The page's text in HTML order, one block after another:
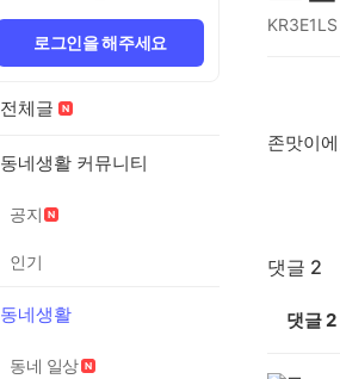
로그인을 해주세요
전체글
동네생활 커뮤니티
공지
인기
동네생활
동네 일상
KR3E1LS
존맛이
댓글 2
댓글2